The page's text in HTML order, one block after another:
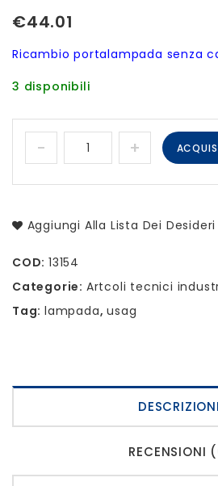
€44.01
Ricambio portalampada senza
3 disponibili
Aggiungi Alla Lista Dei Desideri
COD: 13154
Categorie: Artcoli tecnici
Tag: lampada,usag
RECENSIONI